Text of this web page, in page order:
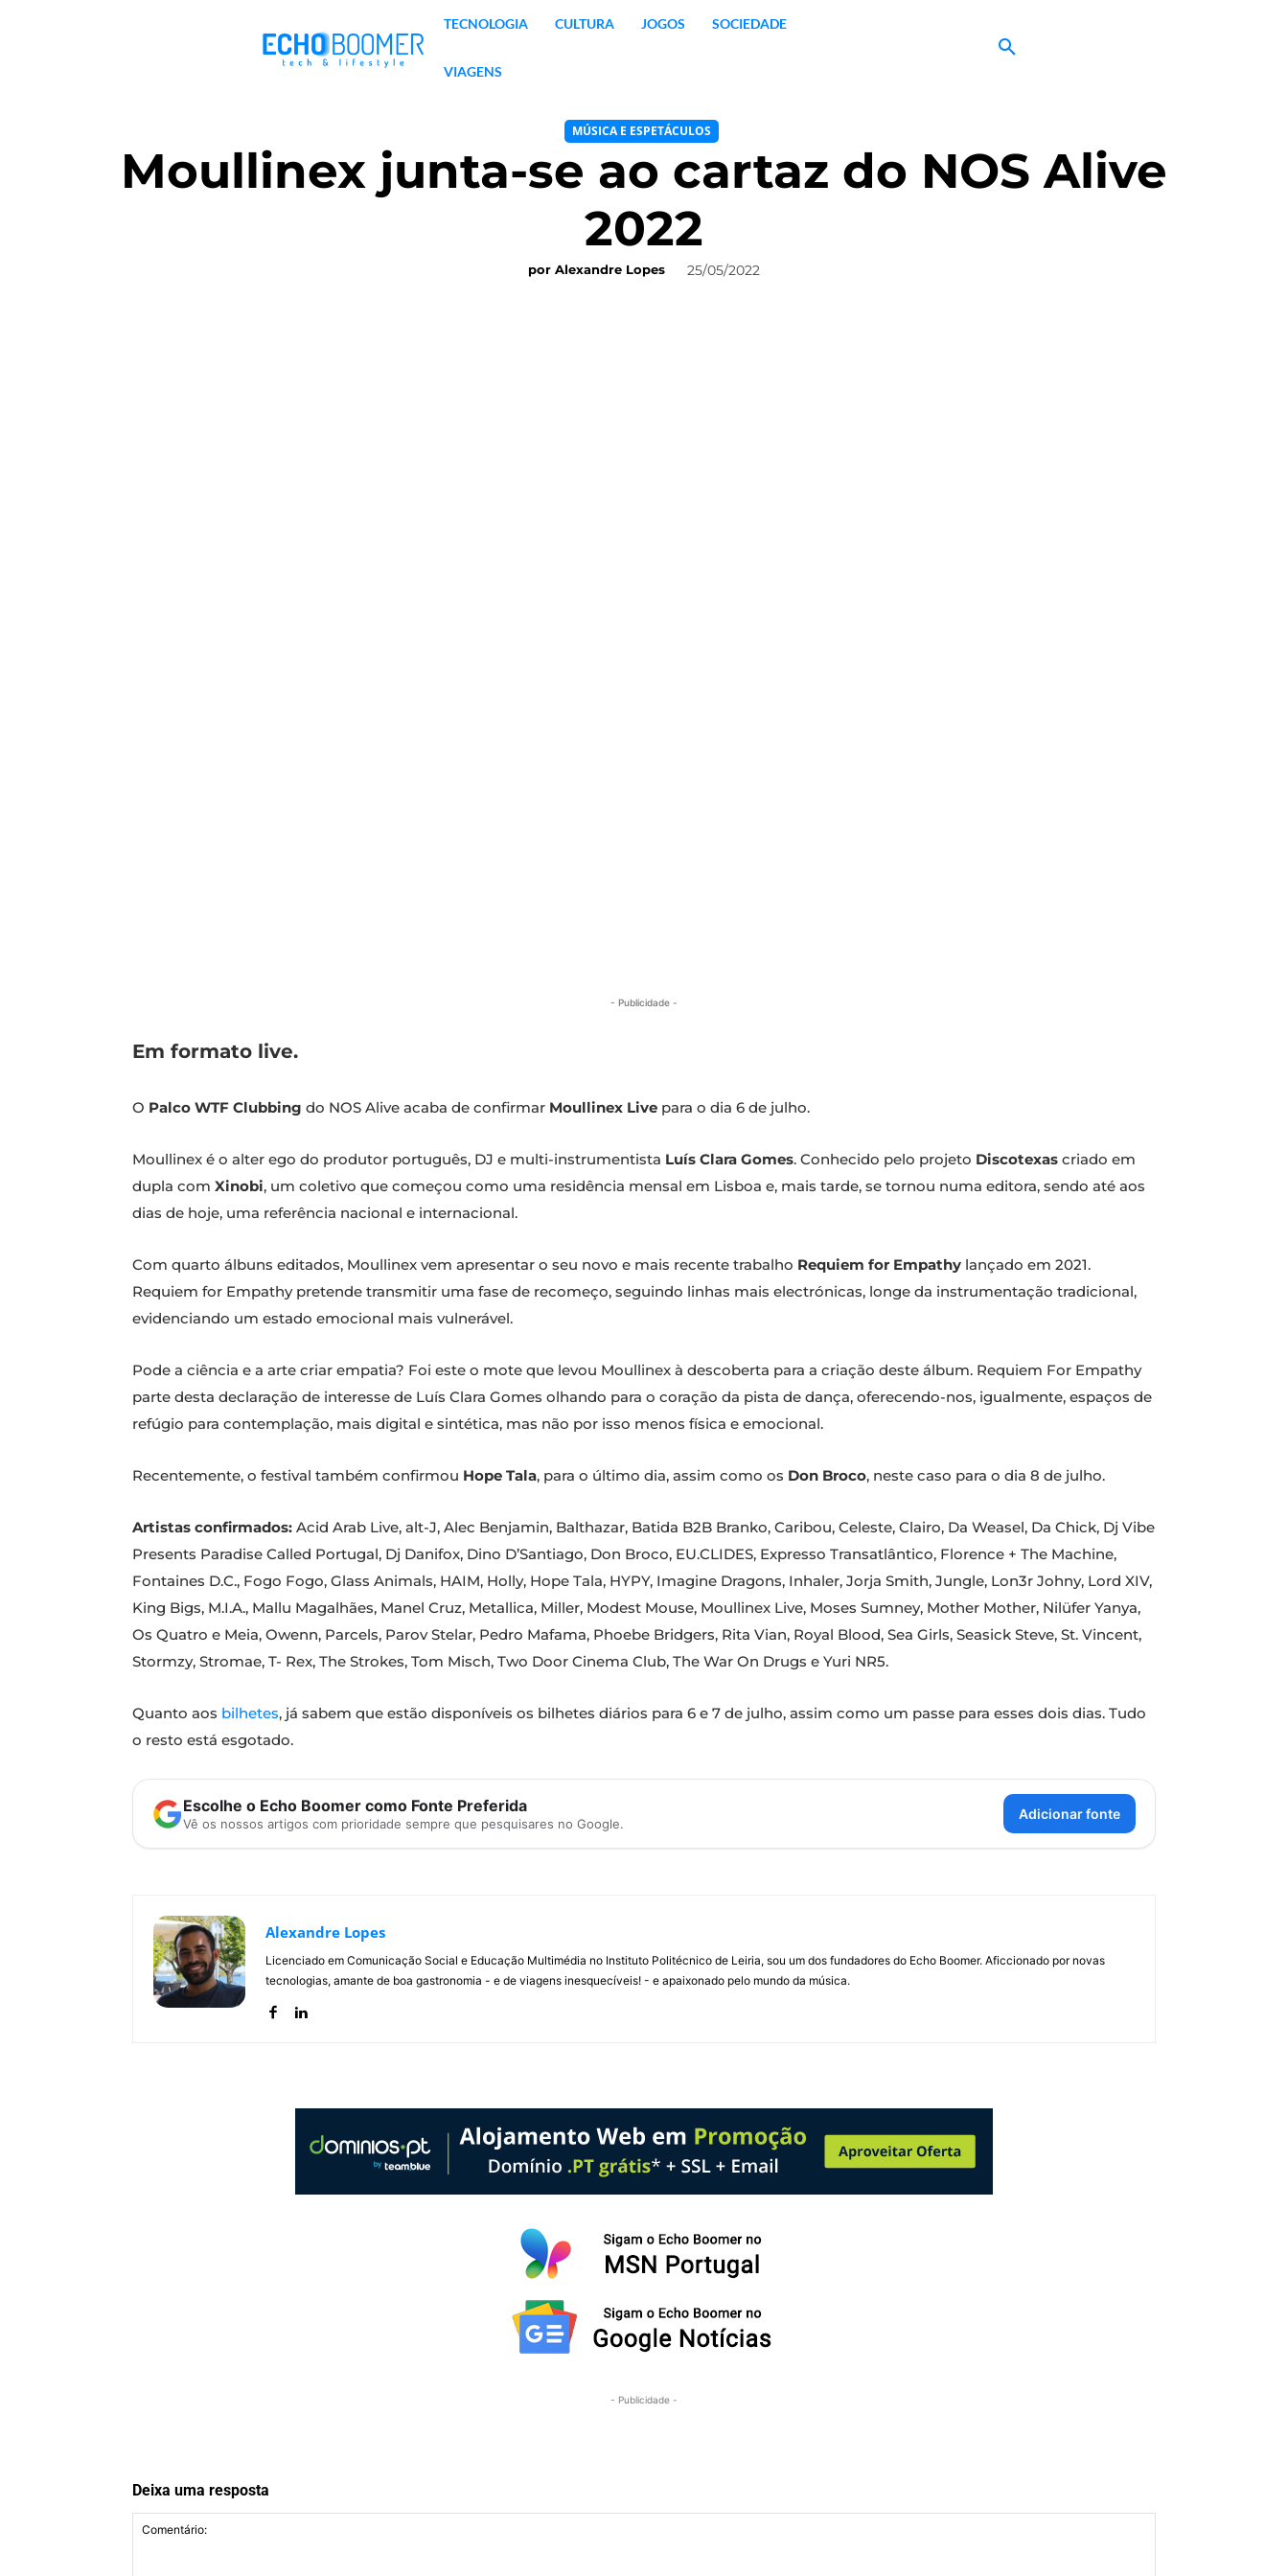
TECNOLOGIA CULTURA JOGOS SOCIEDADE
VIAGENS
MÚSICA E ESPETÁCULOS
Moullinex junta-se ao cartaz do NOS Alive
2022
por Alexandre Lopes 25/05/2022
- Publicidade -
Em formato live.
O Palco WTF Clubbing do NOS Alive acaba de confirmar Moullinex Live para o dia 6 de julho.
Moullinex é o alter ego do produtor português, DJ e multi-instrumentista Luís Clara Gomes. Conhecido pelo projeto Discotexas criado em
dupla com Xinobi, um coletivo que começou como uma residência mensal em Lisboa e, mais tarde, se tornou numa editora, sendo até aos
dias de hoje, uma referência nacional e internacional.
Com quarto álbuns editados, Moullinex vem apresentar o seu novo e mais recente trabalho Requiem for Empathy lançado em 2021.
Requiem for Empathy pretende transmitir uma fase de recomeço, seguindo linhas mais electrónicas, longe da instrumentação tradicional,
evidenciando um estado emocional mais vulnerável.
Pode a ciência e a arte criar empatia? Foi este o mote que levou Moullinex à descoberta para a criação deste álbum. Requiem For Empathy
parte desta declaração de interesse de Luís Clara Gomes olhando para o coração da pista de dança, oferecendo-nos, igualmente, espaços de
refúgio para contemplação, mais digital e sintética, mas não por isso menos física e emocional.
Recentemente, o festival também confirmou Hope Tala, para o último dia, assim como os Don Broco, neste caso para o dia 8 de julho.
Artistas confirmados: Acid Arab Live, alt-J, Alec Benjamin, Balthazar, Batida B2B Branko, Caribou, Celeste, Clairo, Da Weasel, Da Chick, Dj Vibe
Presents Paradise Called Portugal, Dj Danifox, Dino D’Santiago, Don Broco, EU.CLIDES, Expresso Transatlântico, Florence + The Machine,
Fontaines D.C., Fogo Fogo, Glass Animals, HAIM, Holly, Hope Tala, HYPY, Imagine Dragons, Inhaler, Jorja Smith, Jungle, Lon3r Johny, Lord XIV,
King Bigs, M.I.A., Mallu Magalhães, Manel Cruz, Metallica, Miller, Modest Mouse, Moullinex Live, Moses Sumney, Mother Mother, Nilüfer Yanya,
Os Quatro e Meia, Owenn, Parcels, Parov Stelar, Pedro Mafama, Phoebe Bridgers, Rita Vian, Royal Blood, Sea Girls, Seasick Steve, St. Vincent,
Stormzy, Stromae, T- Rex, The Strokes, Tom Misch, Two Door Cinema Club, The War On Drugs e Yuri NR5.
Quanto aos bilhetes, já sabem que estão disponíveis os bilhetes diários para 6 e 7 de julho, assim como um passe para esses dois dias. Tudo
o resto está esgotado.
Escolhe o Echo Boomer como Fonte Preferida
Vê os nossos artigos com prioridade sempre que pesquisares no Google.
Adicionar fonte
Alexandre Lopes
Licenciado em Comunicação Social e Educação Multimédia no Instituto Politécnico de Leiria, sou um dos fundadores do Echo Boomer. Aficcionado por novas
tecnologias, amante de boa gastronomia - e de viagens inesquecíveis! - e apaixonado pelo mundo da música.
- Publicidade -
Deixa uma resposta